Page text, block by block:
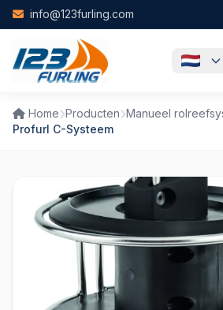
Skip to main content
info@123furling.com
Home Producten Manueel
Profurl C-Systeem